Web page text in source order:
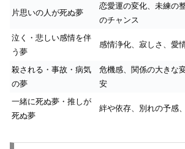
片思いの人が死ぬ夢
恋愛運の変化、未練の
のチャンス
泣く・悲しい感情を伴
う夢
感情浄化、寂しさ、愛
殺される・事故・病気
の夢
危機感、関係の大きな
安
一緒に死ぬ夢・推しが
死ぬ夢
絆や依存、別れの予感